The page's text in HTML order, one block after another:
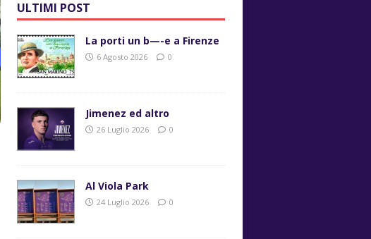
ULTIMI POST
La porti un b—-e a Firenze
6 Agosto 2026 0
Jimenez ed altro
26 Luglio 2026 0
Al Viola Park
24 Luglio 2026 0